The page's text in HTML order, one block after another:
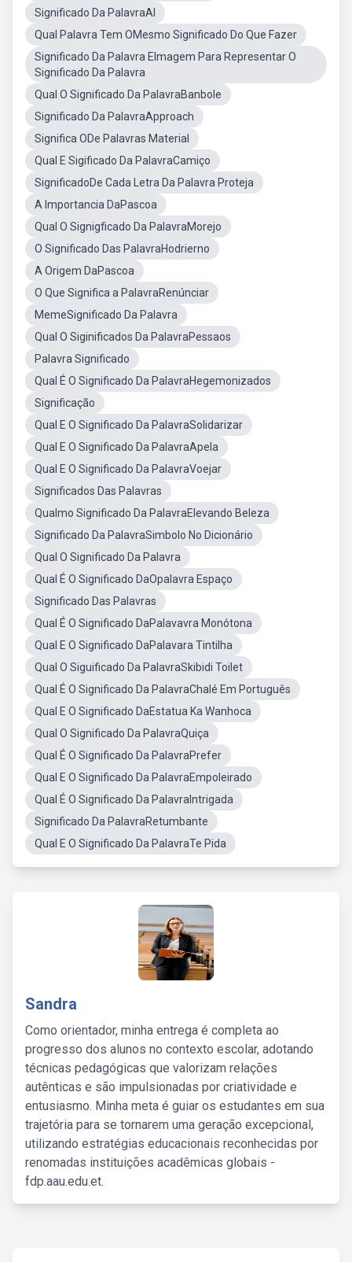
Significado Da PalavraAl
Qual Palavra Tem OMesmo Significado Do Que Fazer
Significado Da Palavra EImagem Para Representar O
Significado Da Palavra
Qual O Significado Da PalavraBanbole
Significado Da PalavraApproach
Significa ODe Palavras Material
Qual E Sigificado Da PalavraCamiço
SignificadoDe Cada Letra Da Palavra Proteja
A Importancia DaPascoa
Qual O Signigficado Da PalavraMorejo
O Significado Das PalavraHodrierno
A Origem DaPascoa
O Que Significa a PalavraRenúnciar
MemeSignificado Da Palavra
Qual O Siginificados Da PalavraPessaos
Palavra Significado
Qual É O Significado Da PalavraHegemonizados
Significação
Qual E O Significado Da PalavraSolidarizar
Qual E O Significado Da PalavraApela
Qual E O Significado Da PalavraVoejar
Significados Das Palavras
Qualmo Significado Da PalavraElevando Beleza
Significado Da PalavraSimbolo No Dicionário
Qual O Significado Da Palavra
Qual É O Significado DaOpalavra Espaço
Significado Das Palavras
Qual É O Significado DaPalavavra Monótona
Qual E O Significado DaPalavara Tintilha
Qual O Siguificado Da PalavraSkibidi Toilet
Qual É O Significado Da PalavraChalé Em Português
Qual E O Significado DaEstatua Ka Wanhoca
Qual O Significado Da PalavraQuiça
Qual É O Significado Da PalavraPrefer
Qual E O Significado Da PalavraEmpoleirado
Qual É O Significado Da PalavraIntrigada
Significado Da PalavraRetumbante
Qual E O Significado Da PalavraTe Pida
Sandra
Como orientador, minha entrega é completa ao
progresso dos alunos no contexto escolar, adotando
técnicas pedagógicas que valorizam relações
autênticas e são impulsionadas por criatividade e
entusiasmo. Minha meta é guiar os estudantes em sua
trajetória para se tornarem uma geração excepcional,
utilizando estratégias educacionais reconhecidas por
renomadas instituições acadêmicas globais -
fdp.aau.edu.et.